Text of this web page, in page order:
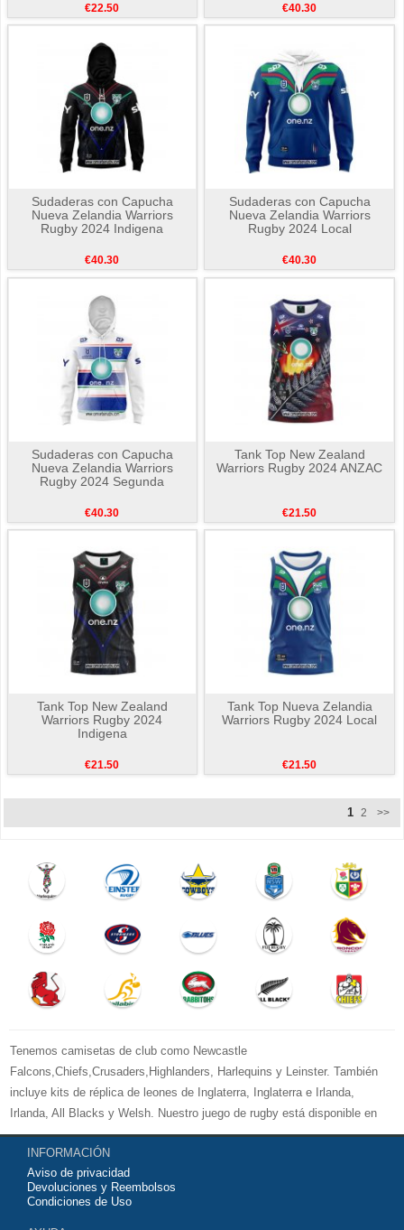
€22.50 €40.30
Sudaderas con Capucha
Nueva Zelandia Warriors
Rugby 2024 Indigena
€40.30
Sudaderas con Capucha
Nueva Zelandia Warriors
Rugby 2024 Local
€40.30
Sudaderas con Capucha
Nueva Zelandia Warriors
Rugby 2024 Segunda
€40.30
Tank Top New Zealand
Warriors Rugby 2024 ANZAC
€21.50
Tank Top New Zealand
Warriors Rugby 2024
Indigena
€21.50
Tank Top Nueva Zelandia
Warriors Rugby 2024 Local
€21.50
1 2 >>
Tenemos camisetas de club como Newcastle
Falcons,Chiefs,Crusaders,Highlanders, Harlequins y Leinster. También
incluye kits de réplica de leones de Inglaterra, Inglaterra e Irlanda,
Irlanda, All Blacks y Welsh. Nuestro juego de rugby está disponible en
versiones para mujeres, hombres y niños. Bienvenido a comprar su
camiseta de rugby 2026 baratas
equipo de club favorito o equipo nacional.
INFORMACIÓN
Aviso de privacidad
Devoluciones y Reembolsos
Condiciones de Uso